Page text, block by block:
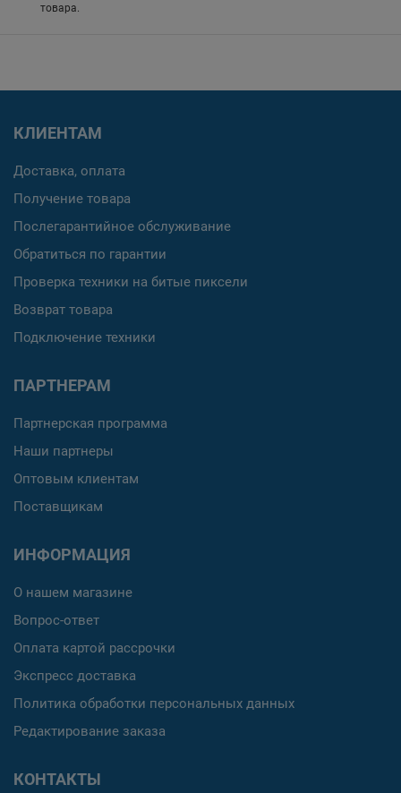
товара.
КЛИЕНТАМ
Доставка, оплата
Получение товара
Послегарантийное обслуживание
Обратиться по гарантии
Проверка техники на битые пиксели
Возврат товара
Подключение техники
ПАРТНЕРАМ
Партнерская программа
Наши партнеры
Оптовым клиентам
Поставщикам
ИНФОРМАЦИЯ
О нашем магазине
Вопрос-ответ
Оплата картой рассрочки
Экспресс доставка
Политика обработки персональных данных
Редактирование заказа
КОНТАКТЫ